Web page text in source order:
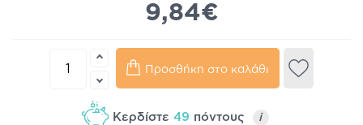
9,84€
Προσθήκη στο καλάθι
Κερδίστε 49 πόντους i